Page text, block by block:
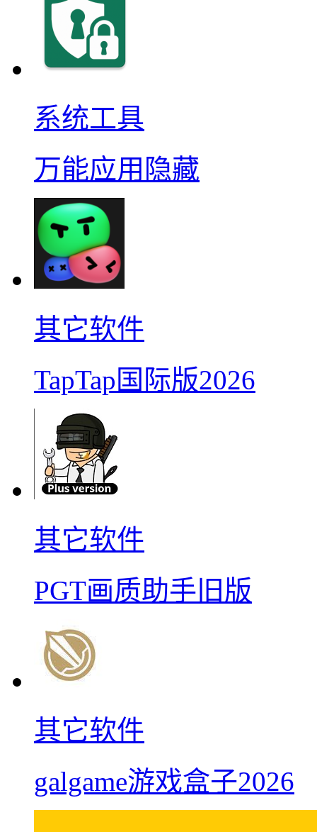
系统工具
万能应用隐藏
其它软件
TapTap国际版2026
其它软件
PGT画质助手旧版
其它软件
galgame游戏盒子2026